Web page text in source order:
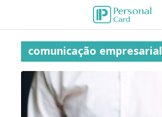
comunicação empresarial